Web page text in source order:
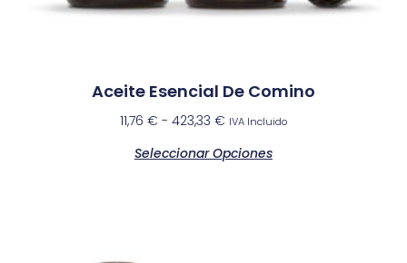
Aceite Esencial De Comino
11,76 € - 423,33 € IVA Incluido
Seleccionar Opciones